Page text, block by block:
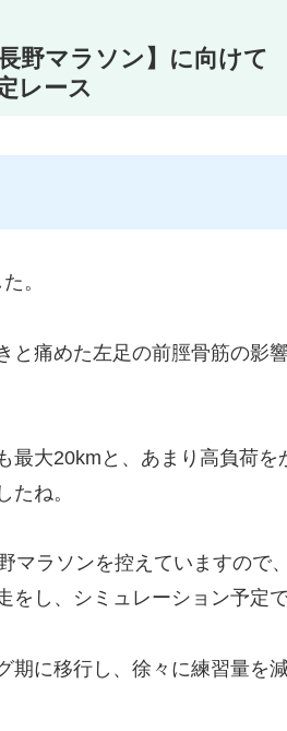
野マラソン】に向けて
レース
。
と痛めた左足の前脛骨筋の影
最大20kmと、あまり高負荷
たね。
マラソンを控えていますので
をし、シミュレーション予定で
期に移行し、徐々に練習量を